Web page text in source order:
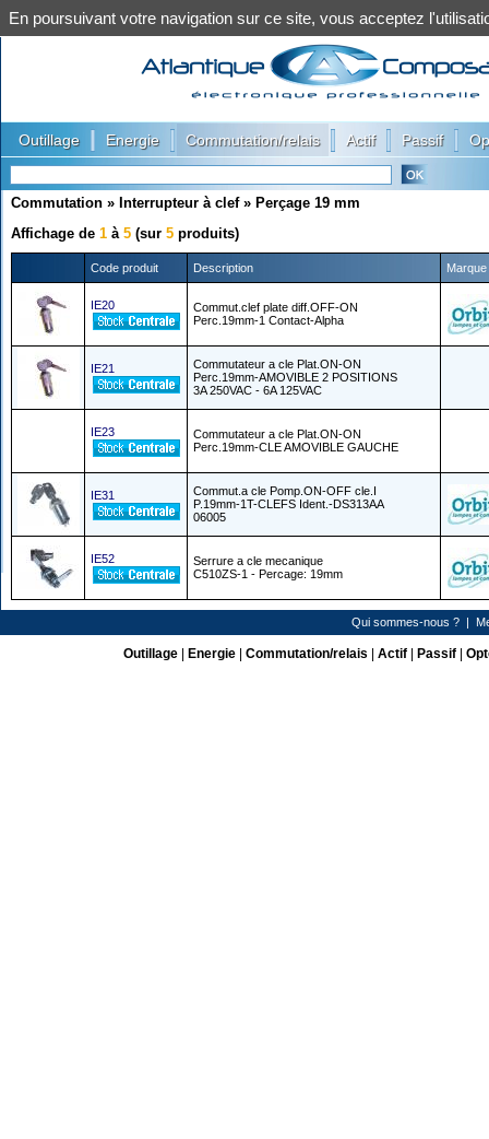
Outillage Energie Commutation/relais Actif Passif
Commutation » Interrupteur à clef» Perçage 19 mm
Affichage de 1 à 5 (sur 5 produits)
Code produit Description Marque
IE20
Commut.clef plate diff.OFF-ON
Perc.19mm-1 Contact-Alpha
IE21
Commutateur a cle Plat.ON-ON
Perc.19mm-AMOVIBLE 2 POSITIONS
3A 250VAC - 6A 125VAC
IE23
Commutateur a cle Plat.ON-ON
Perc.19mm-CLE AMOVIBLE GAUCHE
IE31
Commut.a cle Pomp.ON-OFF cle.I
P.19mm-1T-CLEFS Ident.-DS313AA
06005
IE52
Serrure a cle mecanique
C510ZS-1 - Percage: 19mm
Qui sommes-nous ? |
Outillage| Energie| Commutation/relais Actif| Passif|
En poursuivant votre navigation sur ce site, vous acceptez